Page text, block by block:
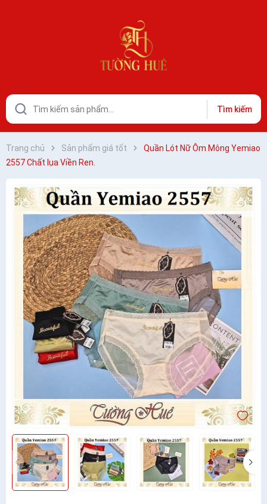
Tìm kiếm
Trang chủ Sản phẩm giá tốt
Quần Lót Nữ Ôm Mông Yemiao
2557 Chất lụa Viền Ren.